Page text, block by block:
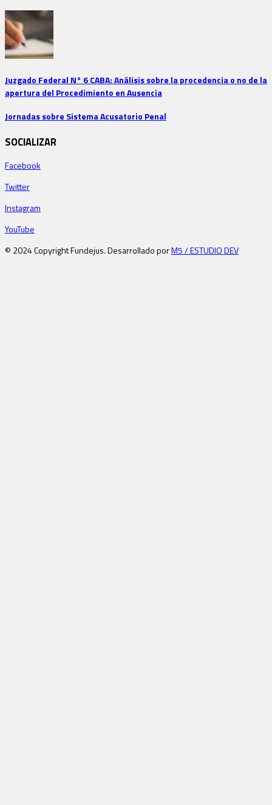
Juzgado Federal N° 6 CABA: Análisis sobre la procedencia o no de la
apertura del Procedimiento en Ausencia
Jornadas sobre Sistema Acusatorio Penal
SOCIALIZAR
Facebook
Twitter
Instagram
YouTube
© 2024 Copyright Fundejus. Desarrollado porM5 / ESTUDIO DEV